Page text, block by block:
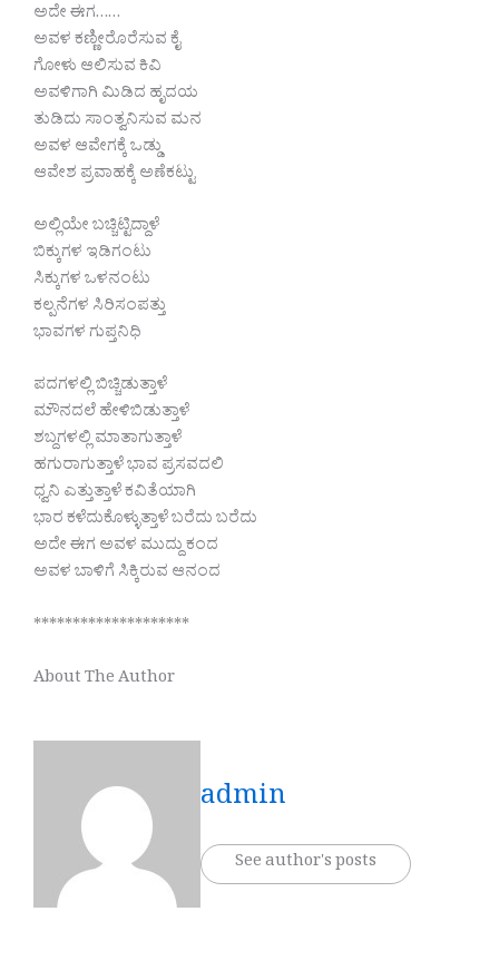
ಅದೇ ಈಗ……
ಅವಳ ಕಣ್ಣೀರೊರೆಸುವ ಕೈ
ಗೋಳು ಆಲಿಸುವ ಕಿವಿ
ಅವಳಿಗಾಗಿ ಮಿಡಿದ ಹೃದಯ
ತುಡಿದು ಸಾಂತ್ವನಿಸುವ ಮನ
ಅವಳ ಆವೇಗಕ್ಕೆ ಒಡ್ಡು
ಆವೇಶ ಪ್ರವಾಹಕ್ಕೆ ಅಣೆಕಟ್ಟು
ಅಲ್ಲಿಯೇ ಬಚ್ಚಿಟ್ಟಿದ್ದಾಳೆ
ಬಿಕ್ಕುಗಳ ಇಡಿಗಂಟು
ಸಿಕ್ಕುಗಳ ಒಳನಂಟು
ಕಲ್ಪನೆಗಳ ಸಿರಿಸಂಪತ್ತು
ಭಾವಗಳ ಗುಪ್ತನಿಧಿ
ಪದಗಳಲ್ಲಿ ಬಿಚ್ಚಿಡುತ್ತಾಳೆ
ಮೌನದಲೆ ಹೇಳಿಬಿಡುತ್ತಾಳೆ
ಶಬ್ದಗಳಲ್ಲಿ ಮಾತಾಗುತ್ತಾಳೆ
ಹಗುರಾಗುತ್ತಾಳೆ ಭಾವ ಪ್ರಸವದಲಿ
ಧ್ವನಿ ಎತ್ತುತ್ತಾಳೆ ಕವಿತೆಯಾಗಿ
ಭಾರ ಕಳೆದುಕೊಳ್ಳುತ್ತಾಳೆ ಬರೆದು ಬರೆದು
ಅದೇ ಈಗ ಅವಳ ಮುದ್ದು ಕಂದ
ಅವಳ ಬಾಳಿಗೆ ಸಿಕ್ಕಿರುವ ಆನಂದ
********************
About The Author
admin
See author's posts